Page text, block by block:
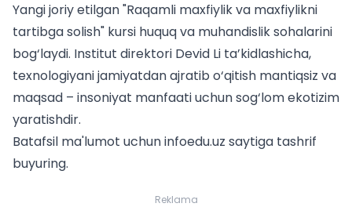
Yangi joriy etilgan "Raqamli maxfiylik va maxfiylikni
tartibga solish" kursi huquq va muhandislik sohalarini
bog‘laydi. Institut direktori Devid Li ta’kidlashicha,
texnologiyani jamiyatdan ajratib o‘qitish mantiqsiz va
maqsad – insoniyat manfaati uchun sog‘lom ekotizim
yaratishdir.
Batafsil ma'lumot uchun infoedu.uz saytiga tashrif
buyuring.
Reklama